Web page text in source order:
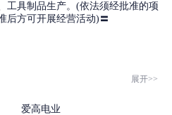
工具制品生产。(依法须经批准的项
后方可开展经营活动)〓
展开>>
爱高电业